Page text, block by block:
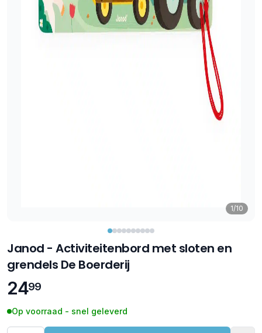
1/10
Janod - Activiteitenbord met sloten en
grendels De Boerderij
2499
Op voorraad - snel geleverd